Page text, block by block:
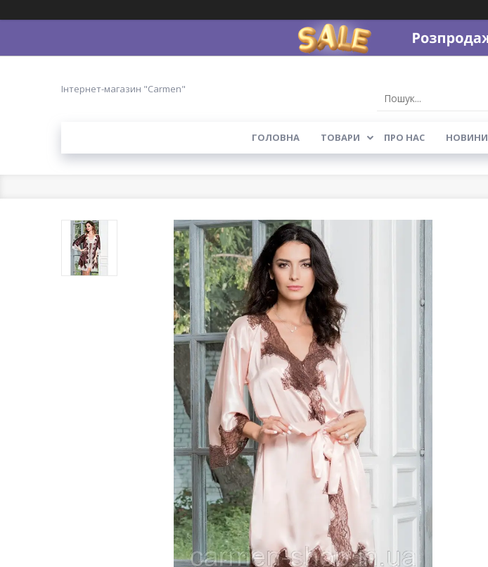
Інтернет-магазин "Carmen"
ГОЛОВНА ТОВАРИ ПРО НАС НОВИНИ